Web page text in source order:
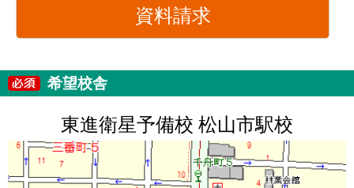
資料請求
希望校舎
東進衛星予備校 松山市駅校